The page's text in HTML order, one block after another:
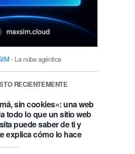
- La nube agéntica
RECIENTEMENTE
sin cookies»: una web
todo lo que un sitio web
puede saber de ti y
explica cómo lo hace